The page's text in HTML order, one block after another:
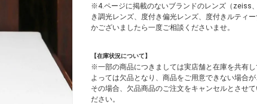
※4.ページに掲載のないブランドのレンズ（zeiss
き調光レンズ、度付き偏光レンズ、度付きルティ
かございましたら一度ご相談くださいませ。
【在庫状況について】
※一部の商品につきましては実店舗と在庫を共有
よっては欠品となり、商品をご用意できない場合が
その場合、欠品商品のご注文をキャンセルとさせ
ださい。